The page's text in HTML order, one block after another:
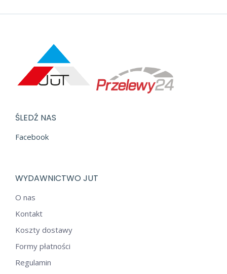
ŚLEDŹ NAS
Facebook
WYDAWNICTWO JUT
O nas
Kontakt
Koszty dostawy
Formy płatności
Regulamin